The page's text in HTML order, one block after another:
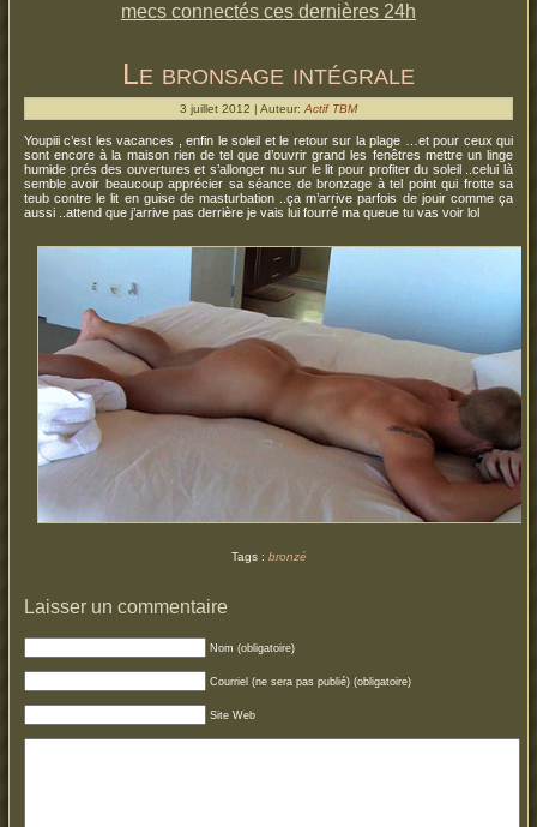
mecs connectés ces dernières 24h
Le bronsage intégrale
3 juillet 2012 | Auteur: Actif TBM
Youpiii c’est les vacances , enfin le soleil et le retour sur la plage …et pour ceux qui
sont encore à la maison rien de tel que d’ouvrir grand les fenêtres mettre un linge
humide prés des ouvertures et s’allonger nu sur le lit pour profiter du soleil ..celui là
semble avoir beaucoup apprécier sa séance de bronzage à tel point qui frotte sa
teub contre le lit en guise de masturbation ..ça m’arrive parfois de jouir comme ça
aussi ..attend que j’arrive pas derrière je vais lui fourré ma queue tu vas voir lol
Tags : bronzé
Laisser un commentaire
Nom (obligatoire)
Courriel (ne sera pas publié) (obligatoire)
Site Web